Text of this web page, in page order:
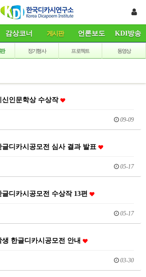
감상코너 게시판 언론보도 KDI방송
정기행사 프로젝트 동영상
인문학상 수상작
09-09
디카시공모전 심사 결과 발표
05-17
디카시공모전 수상작 13편
05-17
한글디카시공모전 안내
03-30